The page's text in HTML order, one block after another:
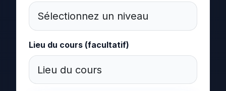
Lieu du cours (facultatif)